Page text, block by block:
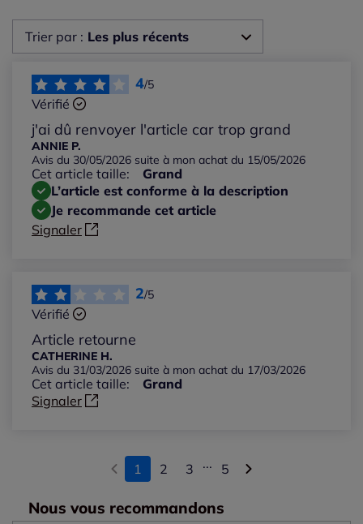
Trier par : Les plus récents
Les plus récents
Les plus anciens
Notes les plus élevées
Notes les plus basses
4/5
Vérifié
j'ai dû renvoyer l'article car trop grand
ANNIE P.
Avis du 30/05/2026 suite à mon achat du 15/05/2026
Cet article taille:
Grand
L’article est conforme à la description
Je recommande cet article
Signaler
2/5
Vérifié
Article retourne
CATHERINE H.
Avis du 31/03/2026 suite à mon achat du 17/03/2026
Cet article taille:
Grand
Signaler
1 2 3 ... 5
Nous vous recommandons